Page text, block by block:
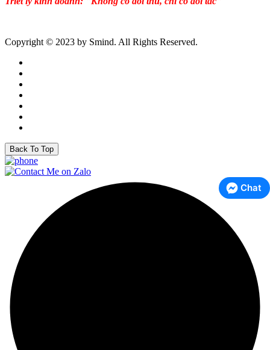
Copyright © 2023 by Smind. All Rights Reserved.
Back To Top
Chat